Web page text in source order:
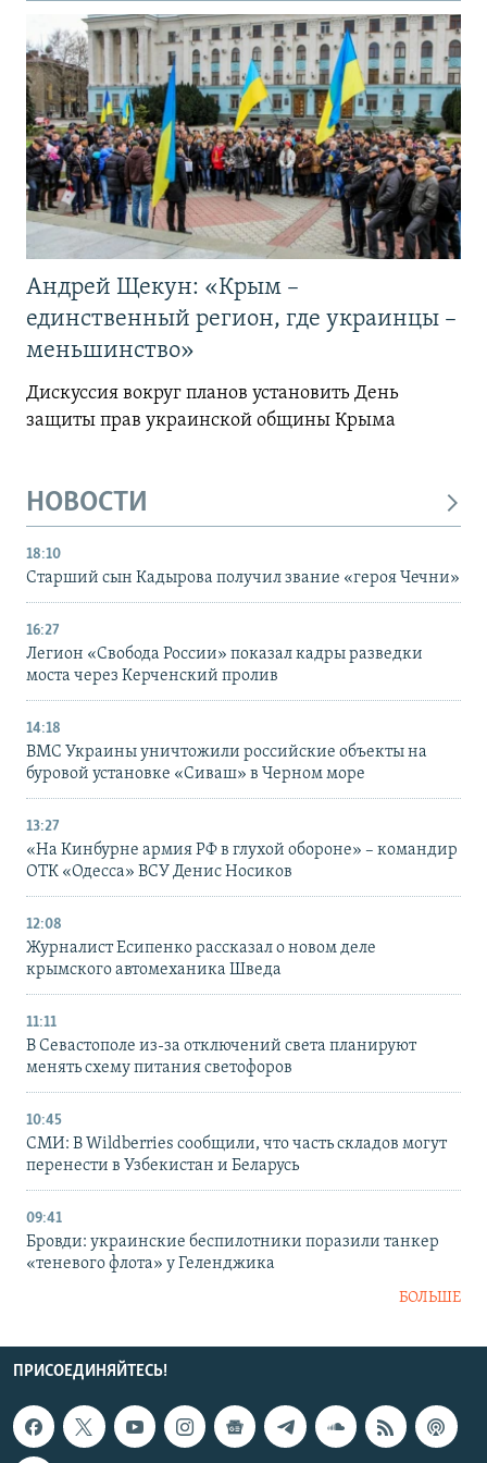
Андрей Щекун: «Крым –
единственный регион, где украинцы –
меньшинство»
Дискуссия вокруг планов установить День
защиты прав украинской общины Крыма
НОВОСТИ
18:10
Старший сын Кадырова получил звание «героя Чечни»
16:27
Легион «Свобода России» показал кадры разведки
моста через Керченский пролив
14:18
ВМС Украины уничтожили российские объекты на
буровой установке «Сиваш» в Черном море
13:27
«На Кинбурне армия РФ в глухой обороне» – командир
ОТК «Одесса» ВСУ Денис Носиков
12:08
Журналист Есипенко рассказал о новом деле
крымского автомеханика Шведа
11:11
В Севастополе из-за отключений света планируют
менять схему питания светофоров
10:45
СМИ: В Wildberries сообщили, что часть складов могут
перенести в Узбекистан и Беларусь
09:41
Бровди: украинские беспилотники поразили танкер
«теневого флота» у Геленджика
БОЛЬШЕ
ПРИСОЕДИНЯЙТЕСЬ!